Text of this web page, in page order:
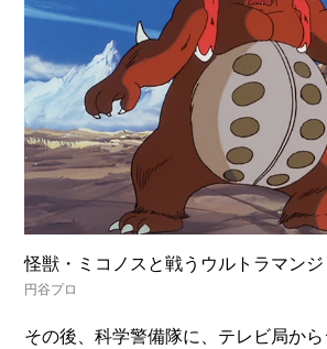
怪獣・ミコノスと戦うウルトラマ
円谷プロ
その後、科学警備隊に、テレビ局か